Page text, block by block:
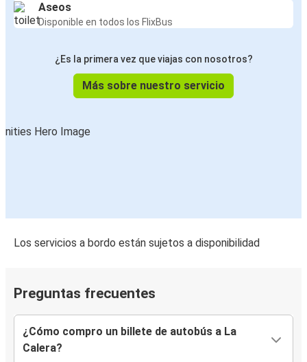
Aseos
Disponible en todos los FlixBus
¿Es la primera vez que viajas con nosotros?
Más sobre nuestro servicio
Los servicios a bordo están sujetos a disponibilidad
Preguntas frecuentes
¿Cómo compro un billete de autobús a La
Calera?